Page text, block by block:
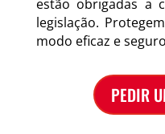
estão obrigadas a
legislação.
modo eficaz e
PEDIR